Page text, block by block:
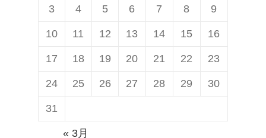
3 4 5 6 7 8 9
10 11 12 13 14 15 16
17 18 19 20 21 22 23
24 25 26 27 28 29 30
31
« 3月